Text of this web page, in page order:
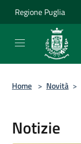
Regione Puglia
Home > Novità >
Notizie